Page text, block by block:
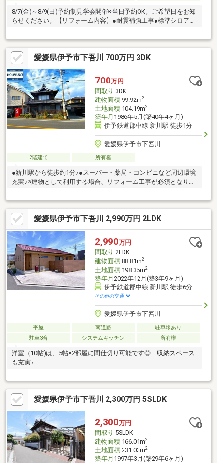
8/7(金)～8/9(日)予約制見学会開催※当日予約OK。ご希望日をお知
らせください。【リフォーム内容】●耐震補強工事●標準シロアリ
ステムキッチン交換、ユニットバス交換、トイレ交換、洗面化粧
台交換●内装間取変更、玄関扉交換、室内ドア（一部）交換、床
材上張り、シューズボックス交換、クロス張替え【おすすめポイ
ント】・耐震適合証明書を取得すれば（要別途費用）、条件によ
り住宅ローン減税や不動産取得税減税の対象になります・雨漏
り、構造上主要な部分の欠陥や・腐食、給排水管の故障や漏水に
ついてお引渡しより２年
愛媛県伊予市下吾川 700万円 3DK
700万円
間取り 3DK
建物面積99.92m2
土地面積104.19m2
築年月 1986年5月(築40年4ヶ月)
伊予鉄道郡中線 新川駅 徒歩1分
愛媛県伊予市下吾川
2階建て 所有権
●新川駅から徒歩約1分♪●スーパー・薬局・コンビニなど周辺環境
充実♪※建物として利用する場合、リフォーム工事が必須となりま
※駐車スペースはございません。
愛媛県伊予市下吾川 2,990万円 2LDK
2,990万円
間取り 2LDK
建物面積88.81m2
土地面積198.35m2
築年月 2022年12月(築3年9ヶ月)
伊予鉄道郡中線 新川駅 徒歩6分
その他の交通
愛媛県伊予市下吾川
平屋 南道路
駐車場あり
駐車3台
システムキッチン 所有権
洋室（10帖)は、5帖×2部屋に間仕切り可能です◎ 収納スペース
も充実♪
愛媛県伊予市下吾川 2,300万円 5SLDK
2,300万円
間取り 5SLDK
建物面積166.01m2
土地面積231.03m2
築年月 1997年3月(築29年6ヶ月)